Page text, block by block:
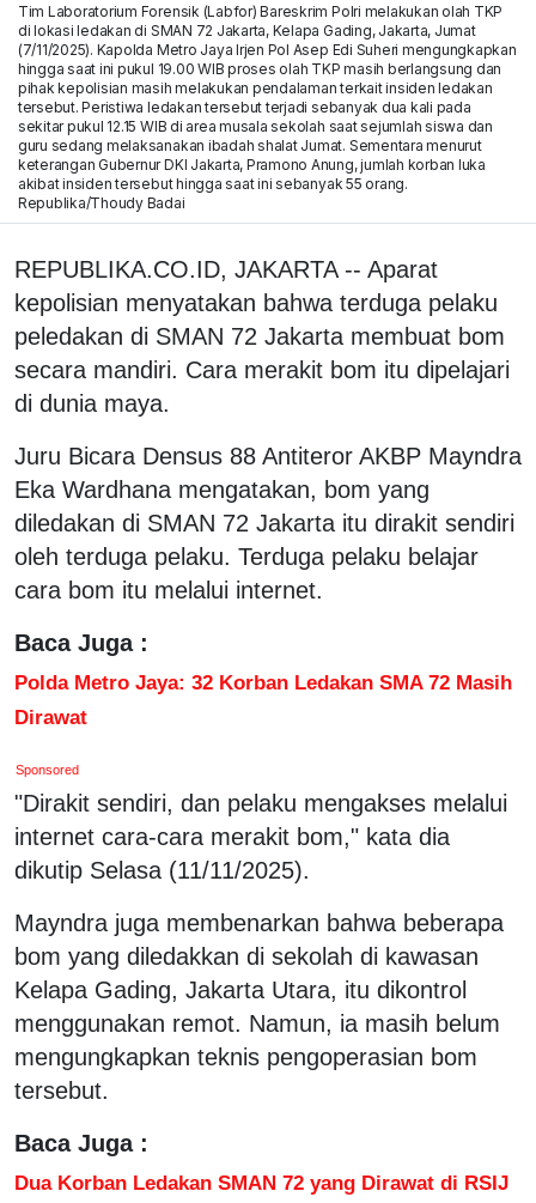
Tim Laboratorium Forensik (Labfor) Bareskrim Polri melakukan olah TKP
di lokasi ledakan di SMAN 72 Jakarta, Kelapa Gading, Jakarta, Jumat
(7/11/2025). Kapolda Metro Jaya Irjen Pol Asep Edi Suheri mengungkapkan
hingga saat ini pukul 19.00 WIB proses olah TKP masih berlangsung dan
pihak kepolisian masih melakukan pendalaman terkait insiden ledakan
tersebut. Peristiwa ledakan tersebut terjadi sebanyak dua kali pada
sekitar pukul 12.15 WIB di area musala sekolah saat sejumlah siswa dan
guru sedang melaksanakan ibadah shalat Jumat. Sementara menurut
keterangan Gubernur DKI Jakarta, Pramono Anung, jumlah korban luka
akibat insiden tersebut hingga saat ini sebanyak 55 orang.
Republika/Thoudy Badai
REPUBLIKA.CO.ID, JAKARTA -- Aparat
kepolisian menyatakan bahwa terduga pelaku
peledakan di SMAN 72 Jakarta membuat bom
secara mandiri. Cara merakit bom itu dipelajari
di dunia maya.
Juru Bicara Densus 88 Antiteror AKBP Mayndra
Eka Wardhana mengatakan, bom yang
diledakan di SMAN 72 Jakarta itu dirakit sendiri
oleh terduga pelaku. Terduga pelaku belajar
cara bom itu melalui internet.
Baca Juga :
Polda Metro Jaya: 32 Korban Ledakan SMA 72 Masih
Dirawat
Sponsored
"Dirakit sendiri, dan pelaku mengakses melalui
internet cara-cara merakit bom," kata dia
dikutip Selasa (11/11/2025).
Mayndra juga membenarkan bahwa beberapa
bom yang diledakkan di sekolah di kawasan
Kelapa Gading, Jakarta Utara, itu dikontrol
menggunakan remot. Namun, ia masih belum
mengungkapkan teknis pengoperasian bom
tersebut.
Baca Juga :
Dua Korban Ledakan SMAN 72 yang Dirawat di RSIJ